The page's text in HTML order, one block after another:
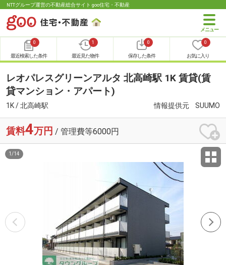
NTTグループ運営の不動産総合サイト goo住宅・不動産
0
最近検索した条件
1
最近見た物件
0
保存した条件
0
お気に入り
レオパレスグリーンアルタ 北高崎駅 1K 賃貸(賃
貸マンション・アパート)
1K / 北高崎駅 情報提供元 SUUMO
賃料4万円 / 管理費等6000円
1 /14